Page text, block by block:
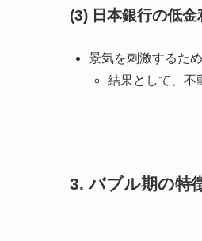
(3) 日本銀行の低金
景気を刺激するた
結果として、不
3. バブル期の特